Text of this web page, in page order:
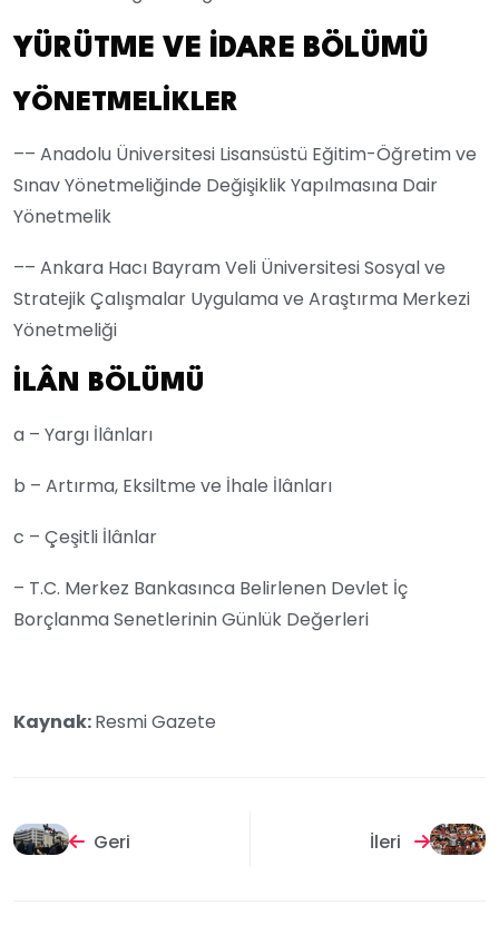
YÜRÜTME VE İDARE BÖLÜMÜ
YÖNETMELİKLER
–– Anadolu Üniversitesi Lisansüstü Eğitim-Öğretim ve
Sınav Yönetmeliğinde Değişiklik Yapılmasına Dair
Yönetmelik
–– Ankara Hacı Bayram Veli Üniversitesi Sosyal ve
Stratejik Çalışmalar Uygulama ve Araştırma Merkezi
Yönetmeliği
İLÂN BÖLÜMÜ
a – Yargı İlânları
b – Artırma, Eksiltme ve İhale İlânları
c – Çeşitli İlânlar
– T.C. Merkez Bankasınca Belirlenen Devlet İç
Borçlanma Senetlerinin Günlük Değerleri
Kaynak:Resmi Gazete
Geri İleri